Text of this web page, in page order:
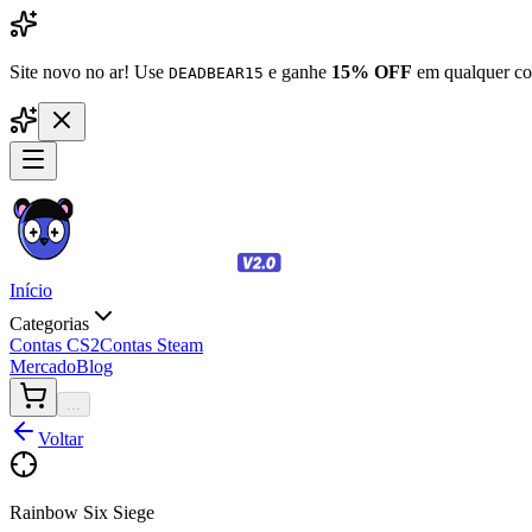
Site novo no ar! Use DEADBEAR15 e ganhe 15% OFF em qualquer
Início
Categorias
Contas CS2Contas Steam
MercadoBlog
...
Voltar
Rainbow Six Siege